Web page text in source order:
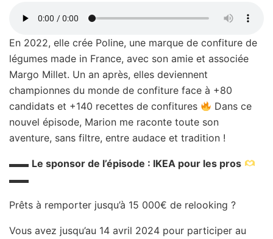
En 2022, elle crée Poline, une marque de confiture de
légumes made in France, avec son amie et associée
Margo Millet. Un an après, elles deviennent
championnes du monde de confiture face à +80
candidats et +140 recettes de confitures
Dans ce
nouvel épisode, Marion me raconte toute son
aventure, sans filtre, entre audace et tradition !
▬▬ Le sponsor de l’épisode : IKEA pour les pros
▬▬
Prêts à remporter jusqu’à 15 000€ de relooking ?
Vous avez jusqu’au 14 avril 2024 pour participer au